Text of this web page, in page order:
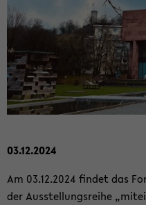
03.12.2024
Am 03.12.2024 fin­det das
der Aus­stel­lungs­rei­he